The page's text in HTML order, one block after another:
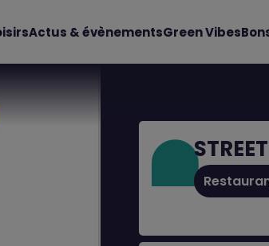
Actus & évènementsGreen Vibes